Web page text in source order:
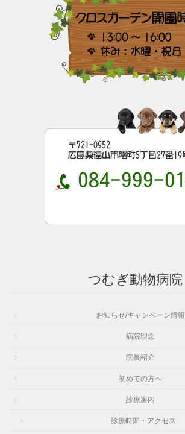
つむぎ動物病院
お知らせ/キャンペーン情報
病院理念
院長紹介
初めての方へ
診療案内
診療時間・アクセス